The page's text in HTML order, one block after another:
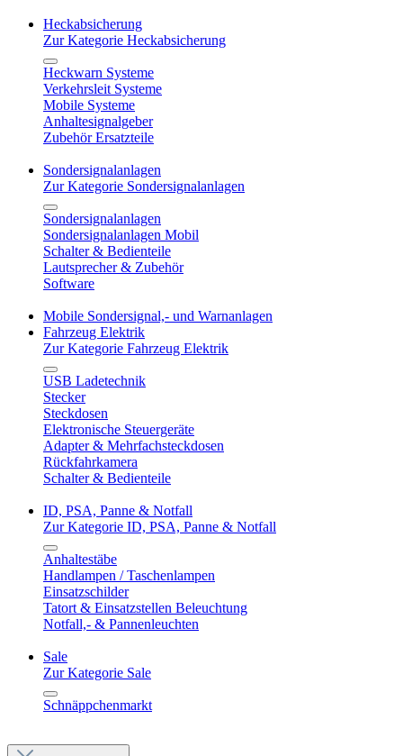
Heckabsicherung
Zur Kategorie Heckabsicherung
Heckwarn Systeme
Verkehrsleit Systeme
Mobile Systeme
Anhaltesignalgeber
Zubehör Ersatzteile
Sondersignalanlagen
Zur Kategorie Sondersignalanlagen
Sondersignalanlagen
Sondersignalanlagen Mobil
Schalter & Bedienteile
Lautsprecher & Zubehör
Software
Mobile Sondersignal,- und Warnanlagen
Fahrzeug Elektrik
Zur Kategorie Fahrzeug Elektrik
USB Ladetechnik
Stecker
Steckdosen
Elektronische Steuergeräte
Adapter & Mehrfachsteckdosen
Rückfahrkamera
Schalter & Bedienteile
ID, PSA, Panne & Notfall
Zur Kategorie ID, PSA, Panne & Notfall
Anhaltestäbe
Handlampen / Taschenlampen
Einsatzschilder
Tatort & Einsatzstellen Beleuchtung
Notfall,- & Pannenleuchten
Sale
Zur Kategorie Sale
Schnäppchenmarkt